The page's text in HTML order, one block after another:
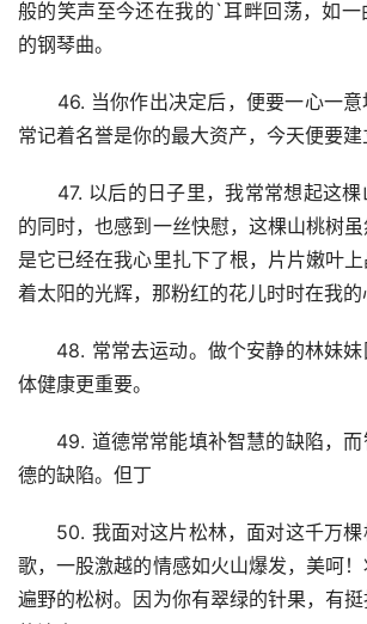
般的笑声至今还在我的`耳畔回荡，如
的钢琴曲。
46. 当你作出决定后，便要一心一意
常记着名誉是你的最大资产，今天便要建
47. 以后的日子里，我常常想起这棵
的同时，也感到一丝快慰，这棵山桃树
是它已经在我心里扎下了根，片片嫩叶
着太阳的光辉，那粉红的花儿时时在我
48. 常常去运动。做个安静的林妹妹
体健康更重要。
49. 道德常常能填补智慧的缺陷，而
德的缺陷。但丁
50. 我面对这片松林，面对这千万棵
歌，一股激越的情感如火山爆发，美呵
遍野的松树。因为你有翠绿的针果，有